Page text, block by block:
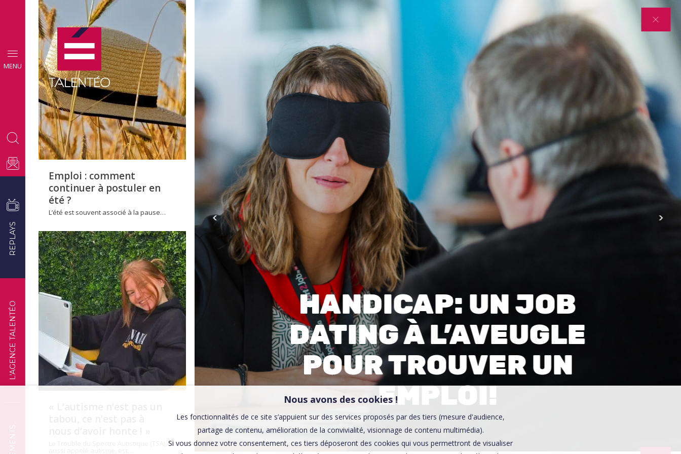
MENU
L'AGENCE TALENTÉO
REPLAYS
CONSEILS
EMPLOI
Emploi : comment
continuer à postuler en
été ?
L’été est souvent associé à la pause…
TÉMOIGNAGES
HANDICAP: UN JOB
DATING À L’AVEUGLE
POUR TROUVER UN
EMPLOI!
Affaires sensibles
00:00
Nous avons des cookies !
Les fonctionnalités de ce site s’appuient sur des services proposés par des tiers (mesure d'audience,
partage de contenu, amélioration de la convivialité, visionnage de contenu multimédia).
Si vous donnez votre consentement, ces tiers déposeront des cookies qui vous permettront de visualiser